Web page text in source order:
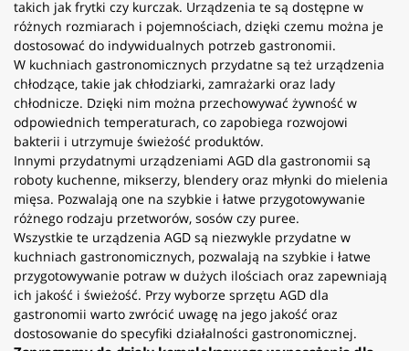
takich jak frytki czy kurczak. Urządzenia te są dostępne w
różnych rozmiarach i pojemnościach, dzięki czemu można je
dostosować do indywidualnych potrzeb gastronomii.
W kuchniach gastronomicznych przydatne są też urządzenia
chłodzące, takie jak chłodziarki, zamrażarki oraz lady
chłodnicze. Dzięki nim można przechowywać żywność w
odpowiednich temperaturach, co zapobiega rozwojowi
bakterii i utrzymuje świeżość produktów.
Innymi przydatnymi urządzeniami AGD dla gastronomii są
roboty kuchenne, mikserzy, blendery oraz młynki do mielenia
mięsa. Pozwalają one na szybkie i łatwe przygotowywanie
różnego rodzaju przetworów, sosów czy puree.
Wszystkie te urządzenia AGD są niezwykle przydatne w
kuchniach gastronomicznych, pozwalają na szybkie i łatwe
przygotowywanie potraw w dużych ilościach oraz zapewniają
ich jakość i świeżość. Przy wyborze sprzętu AGD dla
gastronomii warto zwrócić uwagę na jego jakość oraz
dostosowanie do specyfiki działalności gastronomicznej.